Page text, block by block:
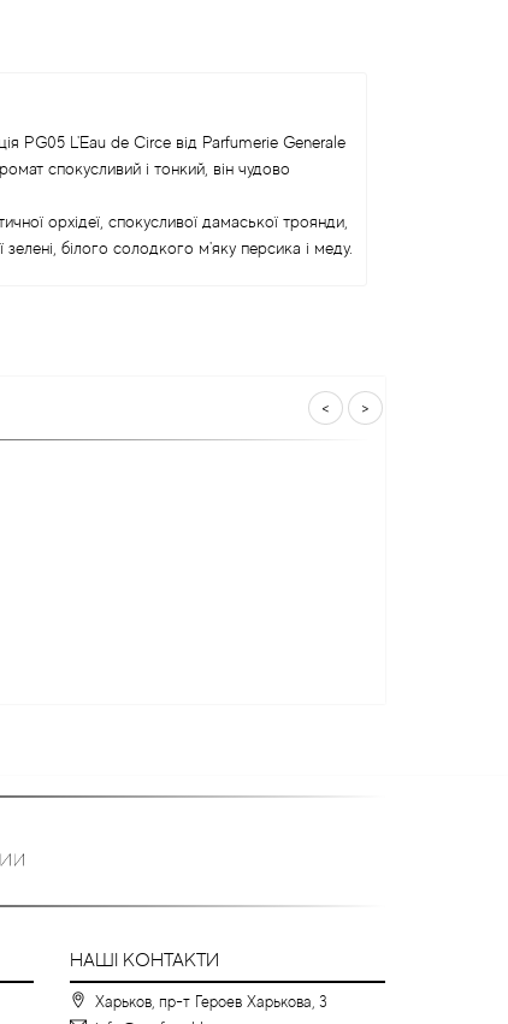
PG05 L'Eau de Circe від Parfumerie Generale
спокусливий і тонкий, він чудово
орхідеї, спокусливої дамаської троянди,
білого солодкого м'яку персика і меду.
< >
НАШІ КОНТАКТИ
Харьков, пр-т Героев Харькова, 3